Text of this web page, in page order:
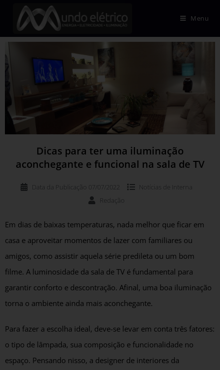
Menu
Dicas para ter uma iluminação
aconchegante e funcional na sala de TV
Data da Publicação 07/07/2022 Notícias de
Interna
Redação
Em dias de baixas temperaturas, nada melhor que ficar em
casa e aproveitar momentos de lazer com familiares ou
amigos, como assistir aquela série predileta ou um bom
filme. A luminosidade da sala de TV é fundamental para
garantir conforto e descontração. Afinal, uma boa iluminação
torna o ambiente ainda mais aconchegante.
Para fazer a escolha ideal, deve-se levar em conta três fatores:
o tipo de lâmpada, sua composição e funcionalidade no
espaço. Pensando nisso, a designer de interiores da